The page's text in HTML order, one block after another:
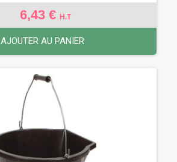
6,43 € H.T
AJOUTER AU PANIER